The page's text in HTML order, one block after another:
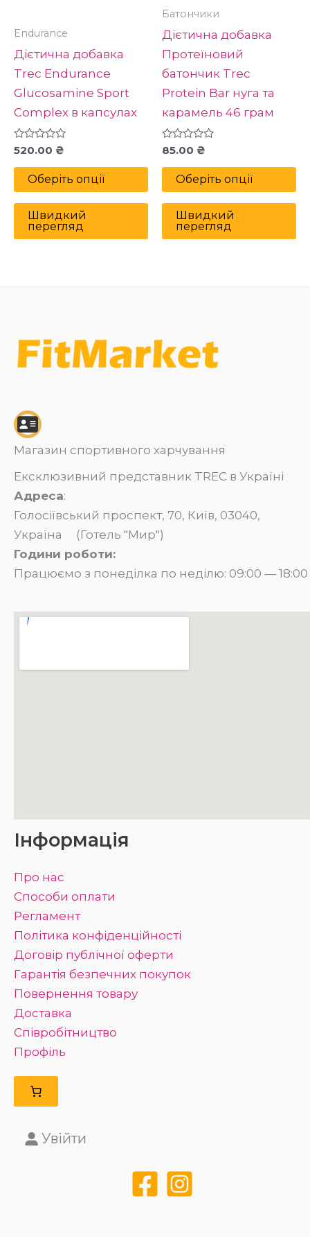
Endurance
Дієтична добавка
Trec Endurance
Glucosamine Sport
Complex в капсулах
Оцінено
в
520.00 ₴
Оберіть опції
вибрати
сторінці
товару
Швидкий
перегляд
Батончики
Дієтична добавка
Протеїновий
батончик Trec
Protein Bar нуга та
карамель 46 грам
Оцінено
в
85.00 ₴
Оберіть опції
Швидкий
перегляд
Магазин спортивного харчування
Ексклюзивний представник TREC в Україні
Адреса:
Голосіївський проспект, 70, Київ, 03040,
Україна (Готель "Мир")
Години роботи:
Працюємо з понеділка по неділю: 09:00 — 18:00
Інформація
Про нас
Способи оплати
Регламент
Політика конфіденційності
Договір публічної оферти
Гарантія безпечних покупок
Повернення товару
Доставка
Співробітництво
Профіль
Увійти